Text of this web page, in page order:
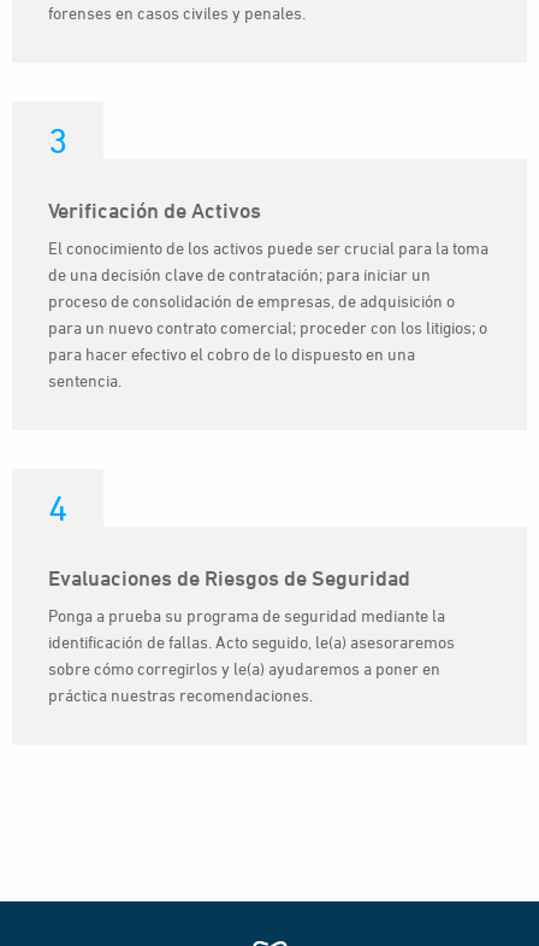
forenses en casos civiles y penales.
3
Verificación de Activos
El conocimiento de los activos puede ser crucial para la toma
de una decisión clave de contratación; para iniciar un
proceso de consolidación de empresas, de adquisición o
para un nuevo contrato comercial; proceder con los litigios; o
para hacer efectivo el cobro de lo dispuesto en una
sentencia.
4
Evaluaciones de Riesgos de Seguridad
Ponga a prueba su programa de seguridad mediante la
identificación de fallas. Acto seguido, le(a) asesoraremos
sobre cómo corregirlos y le(a) ayudaremos a poner en
práctica nuestras recomendaciones.